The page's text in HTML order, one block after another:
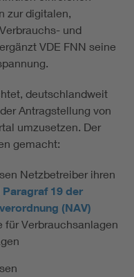
zur digitalen,
und
VDE FNN seine
deutschlandweit
Antragstellung von
umzusetzen. Der
gemacht:
Netzbetreiber ihren
19 der
(NAV)
Verbrauchsanlagen